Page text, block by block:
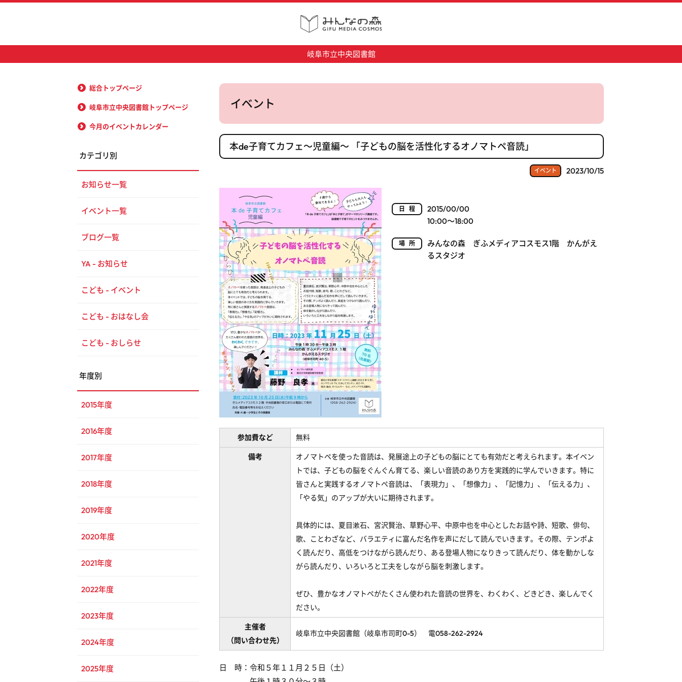
岐阜市立中央図書館
イベント
本de子育てカフェ～児童編～ 「子どもの脳を活性化するオノマトペ音読」
イベント 2023/10/15
日程
2015/00/00
10:00～18:00
場所
みんなの森 ぎふメディアコスモス1階 かんがえ
るスタジオ
参加費など 無料
備考
オノマトペを使った音読は、発展途上の子どもの脳にとても有効だと考えられます。本イベン
トでは、子どもの脳をぐんぐん育てる、楽しい音読のあり方を実践的に学んでいきます。特に
皆さんと実践するオノマトペ音読は、「表現力」、「想像力」、「記憶力」、「伝える力」、
「やる気」のアップが大いに期待されます。
具体的には、夏目漱石、宮沢賢治、草野心平、中原中也を中心としたお話や詩、短歌、俳句、
歌、ことわざなど、バラエティに富んだ名作を声にだして読んでいきます。その際、テンポよ
く読んだり、高低をつけながら読んだり、ある登場人物になりきって読んだり、体を動かしな
がら読んだり、いろいろと工夫をしながら脳を刺激します。
ぜひ、豊かなオノマトペがたくさん使われた音読の世界を、わくわく、どきどき、楽しんでく
ださい。
主催者
（問い合わせ先）
岐阜市立中央図書館（岐阜市司町0-5） 電058-262-2924
日 時：令和５年１１月２５日（土）
総合トップページ
岐阜市立中央図書館トップページ
今月のイベントカレンダー
カテゴリ別
お知らせ一覧
イベント一覧
ブログ一覧
YA - お知らせ
こども - イベント
こども - おはなし会
こども - おしらせ
年度別
2015年度
2016年度
2017年度
2018年度
2019年度
2020年度
2021年度
2022年度
2023年度
2024年度
2025年度